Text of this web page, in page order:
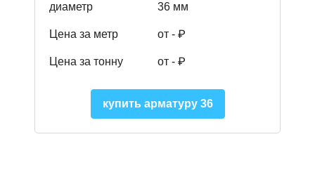
диаметр 36 мм
Цена за метр от - ₽
Цена за тонну от - ₽
купить арматуру 36